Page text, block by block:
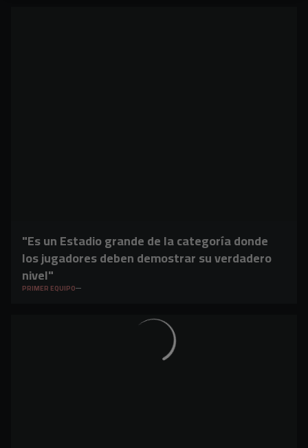
"Es un Estadio grande de la categoría donde
los jugadores deben demostrar su verdadero
nivel"
PRIMER EQUIPO